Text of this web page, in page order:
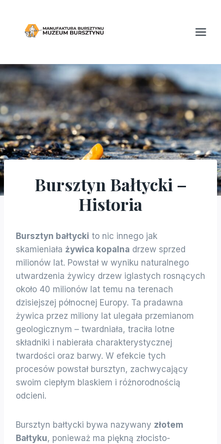
ARTYKUŁY
Bursztyn Bałtycki –
Historia
Bursztyn bałtycki to nic innego jak
skamieniała żywica kopalna drzew sprzed
milionów lat. Powstał w wyniku naturalnego
utwardzenia żywicy drzew iglastych rosnących
około 40 milionów lat temu na terenach
dzisiejszej północnej Europy. Ta pradawna
żywica przez miliony lat ulegała przemianom
geologicznym – twardniała, traciła lotne
składniki i nabierała charakterystycznej
twardości oraz barwy. W efekcie tych
procesów powstał bursztyn, zachwycający
swoim ciepłym blaskiem i różnorodnością
odcieni.
Bursztyn bałtycki bywa nazywany złotem
Bałtyku, ponieważ ma piękną złocisto-